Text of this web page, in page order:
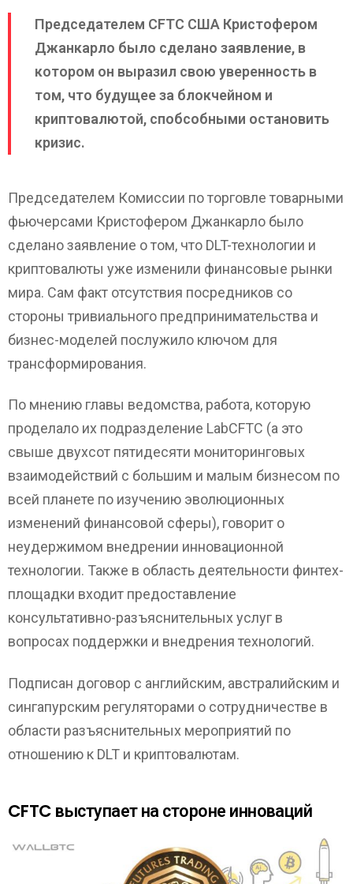
Председателем CFTC США Кристофером
Джанкарло было сделано заявление, в
котором он выразил свою уверенность в
том, что будущее за блокчейном и
криптовалютой, спобсобными остановить
кризис.
Председателем Комиссии по торговле товарными
фьючерсами Кристофером Джанкарло было
сделано заявление о том, что DLT-технологии и
криптовалюты уже изменили финансовые рынки
мира. Сам факт отсутствия посредников со
стороны тривиального предпринимательства и
бизнес-моделей послужило ключом для
трансформирования.
По мнению главы ведомства, работа, которую
проделало их подразделение LabCFTC (а это
свыше двухсот пятидесяти мониторинговых
взаимодействий с большим и малым бизнесом по
всей планете по изучению эволюционных
изменений финансовой сферы), говорит о
неудержимом внедрении инновационной
технологии. Также в область деятельности финтех-
площадки входит предоставление
консультативно-разъяснительных услуг в
вопросах поддержки и внедрения технологий.
Подписан договор с английским, австралийским и
сингапурским регуляторами о сотрудничестве в
области разъяснительных мероприятий по
отношению к DLT и криптовалютам.
CFTC выступает на стороне инноваций